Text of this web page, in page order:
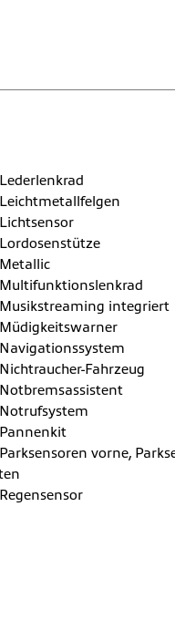
Lederlenkrad
Leichtmetallfelgen
Lichtsensor
Lordosenstütze
Metallic
Multifunktionslenkrad
Musikstreaming integriert
Müdigkeitswarner
Navigationssystem
Nichtraucher-Fahrzeug
Notbremsassistent
Notrufsystem
Pannenkit
Parksensoren vorne,
Regensensor